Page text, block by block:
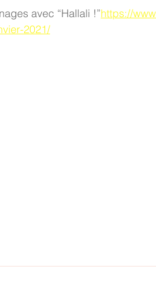
avec “Hallali !”https://
2021/